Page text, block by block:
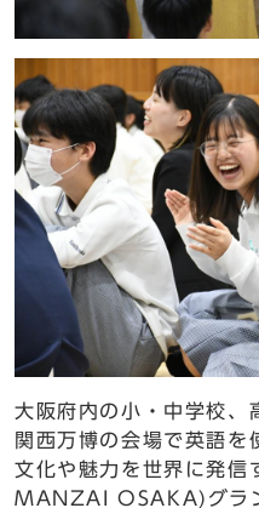
大阪府内の小・中学校、
関西万博の会場で英語を
文化や魅力を世界に発
MANZAI OSAKA)グラ